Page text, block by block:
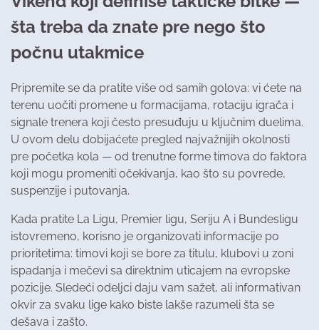
šta treba da znate pre nego što
počnu utakmice
Pripremite se da pratite više od samih golova: vi ćete na
terenu uočiti promene u formacijama, rotaciju igrača i
signale trenera koji često presuđuju u ključnim duelima.
U ovom delu dobijaćete pregled najvažnijih okolnosti
pre početka kola — od trenutne forme timova do faktora
koji mogu promeniti očekivanja, kao što su povrede,
suspenzije i putovanja.
Kada pratite La Ligu, Premier ligu, Seriju A i Bundesligu
istovremeno, korisno je organizovati informacije po
prioritetima: timovi koji se bore za titulu, klubovi u zoni
ispadanja i mečevi sa direktnim uticajem na evropske
pozicije. Sledeći odeljci daju vam sažet, ali informativan
okvir za svaku lige kako biste lakše razumeli šta se
dešava i zašto.